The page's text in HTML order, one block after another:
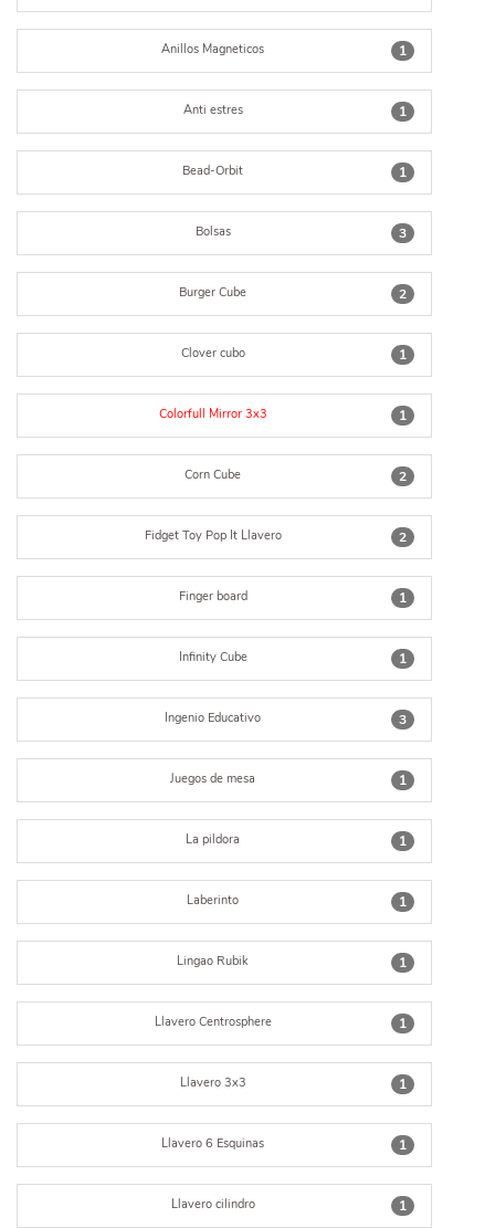
1
Anillos Magneticos
1
Anti estres
1
Bead-Orbit
3
Bolsas
2
Burger Cube
1
Clover cubo
1
Colorfull Mirror 3x3
2
Corn Cube
2
Fidget Toy Pop It Llavero
1
Finger board
1
Infinity Cube
3
Ingenio Educativo
1
Juegos de mesa
1
La pildora
1
Laberinto
1
Lingao Rubik
1
Llavero Centrosphere
1
Llavero 3x3
1
Llavero 6 Esquinas
1
Llavero cilindro